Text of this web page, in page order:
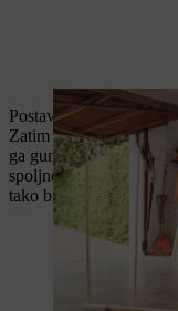
Postavi prvu letvu sa
Zatim postavi drugu
ga gumenim čekićem.
spoljne strane po
tako biti stabilniji.